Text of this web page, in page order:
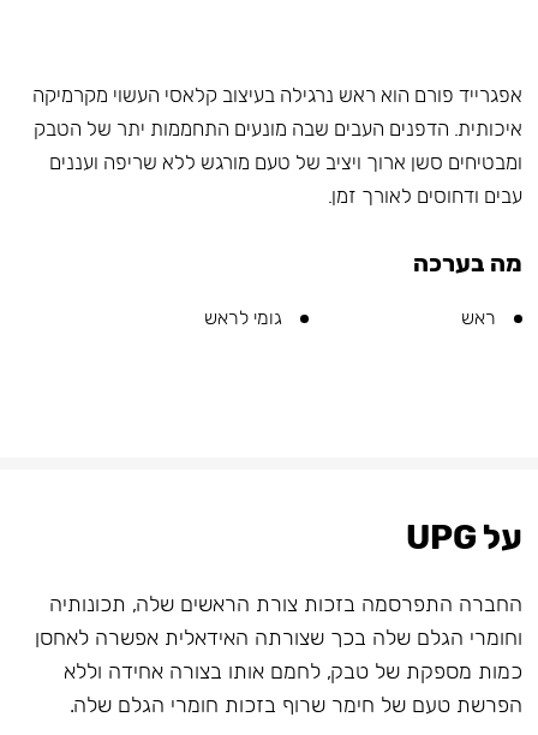
אפגרייד פורם הוא ראש נרגילה בעיצוב קלאסי העשוי מקרמיקה
איכותית. הדפנים העבים שבה מונעים התחממות יתר של הטבק
ומבטיחים סשן ארוך ויציב של טעם מורגש ללא שריפה ועננים
עבים ודחוסים לאורך זמן.
מה בערכה
ראש גומי לראש
על UPG
החברה התפרסמה בזכות צורת הראשים שלה, תכונותיה
וחומרי הגלם שלה בכך שצורתה האידאלית אפשרה לאחסן
כמות מספקת של טבק, לחמם אותו בצורה אחידה וללא
הפרשת טעם של חימר שרוף בזכות חומרי הגלם שלה.